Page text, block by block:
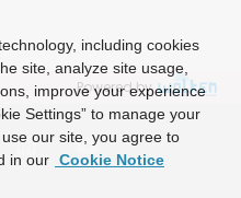
Powered by
including cookies
site, analyze site usage,
improve your experience
Settings” to manage your
our site, you agree to
in our Cookie Notice